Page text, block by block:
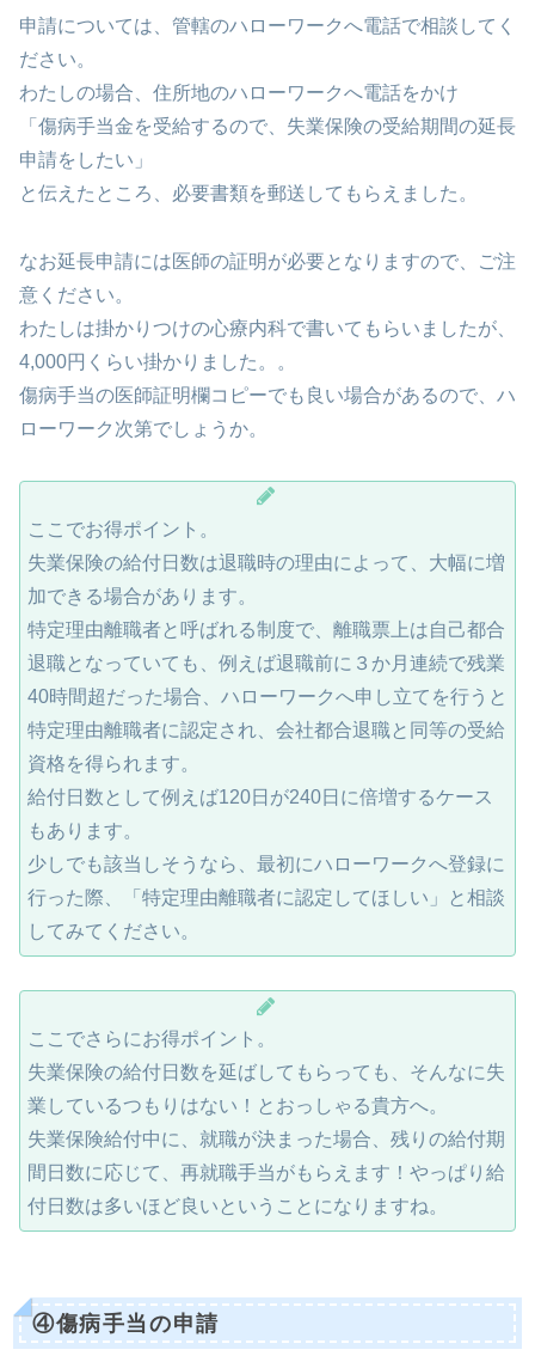
申請については、管轄のハローワークへ電話で相談してく
ださい。
わたしの場合、住所地のハローワークへ電話をかけ
「傷病手当金を受給するので、失業保険の受給期間の延長
申請をしたい」
と伝えたところ、必要書類を郵送してもらえました。
なお延長申請には医師の証明が必要となりますので、ご注
意ください。
わたしは掛かりつけの心療内科で書いてもらいましたが、
4,000円くらい掛かりました。。
傷病手当の医師証明欄コピーでも良い場合があるので、ハ
ローワーク次第でしょうか。
ここでお得ポイント。
失業保険の給付日数は退職時の理由によって、大幅に増
加できる場合があります。
特定理由離職者と呼ばれる制度で、離職票上は自己都合
退職となっていても、例えば退職前に３か月連続で残業
40時間超だった場合、ハローワークへ申し立てを行うと
特定理由離職者に認定され、会社都合退職と同等の受給
資格を得られます。
給付日数として例えば120日が240日に倍増するケース
もあります。
少しでも該当しそうなら、最初にハローワークへ登録に
行った際、「特定理由離職者に認定してほしい」と相談
してみてください。
ここでさらにお得ポイント。
失業保険の給付日数を延ばしてもらっても、そんなに失
業しているつもりはない！とおっしゃる貴方へ。
失業保険給付中に、就職が決まった場合、残りの給付期
間日数に応じて、再就職手当がもらえます！やっぱり給
付日数は多いほど良いということになりますね。
④傷病手当の申請